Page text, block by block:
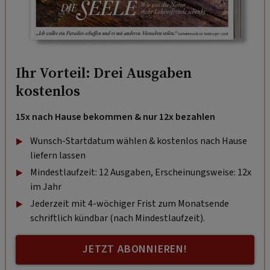
Ihr Vorteil: Drei Ausgaben
kostenlos
15x nach Hause bekommen & nur 12x bezahlen
Wunsch-Startdatum wählen & kostenlos nach Hause
liefern lassen
Mindestlaufzeit: 12 Ausgaben, Erscheinungsweise: 12x
im Jahr
Jederzeit mit 4-wöchiger Frist zum Monatsende
schriftlich kündbar (nach Mindestlaufzeit).
JETZT ABONNIEREN!